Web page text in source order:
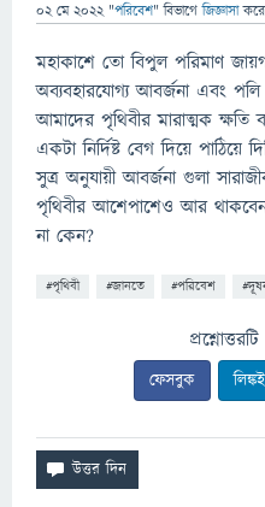
02 মে 2022 "পরিবেশ" বিভাগে জিজ্ঞাসা
মহাকাশে তো বিপুল পরিমাণ
অব্যবহারযোগ্য আবর্জনা এবং
আমাদের পৃথিবীর মারাত্মক
একটা নির্দিষ্ট বেগ দিয়ে
সুত্র অনুযায়ী আবর্জনা গুলা
পৃথিবীর আশেপাশেও আর
না কেন?
#পৃথিবী #জানতে #পরিবেশ
ফেসবুক